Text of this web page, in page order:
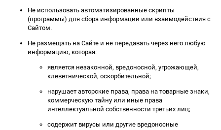
Не использовать автоматизированные скрипты
(программы) для сбора информации или взаимодействия с
Сайтом.
Не размещать на Сайте и не передавать через него любую
информацию, которая:
является незаконной, вредоносной, угрожающей,
клеветнической, оскорбительной;
нарушает авторские права, права на товарные знаки,
коммерческую тайну или иные права
интеллектуальной собственности третьих лиц;
содержит вирусы или другие вредоносные